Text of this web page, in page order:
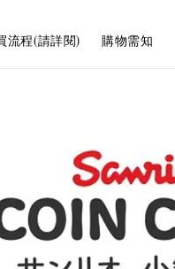
流程(請詳閱) 購物需知